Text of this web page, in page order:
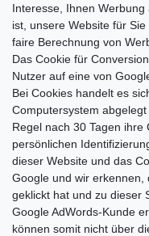
Interesse, Ihnen
ist, unsere Website für
faire Berechnung von
Das Cookie für
Nutzer auf eine von
Bei Cookies handelt es
Computersystem
Regel nach 30 Tagen
persönlichen
dieser Website und das
Google und wir erkennen,
geklickt hat und zu dieser
Google AdWords-Kunde
können somit nicht über